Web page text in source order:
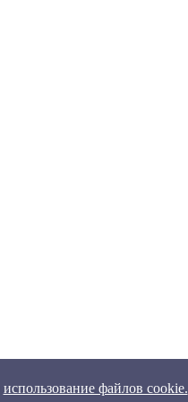
использование файлов cookie.